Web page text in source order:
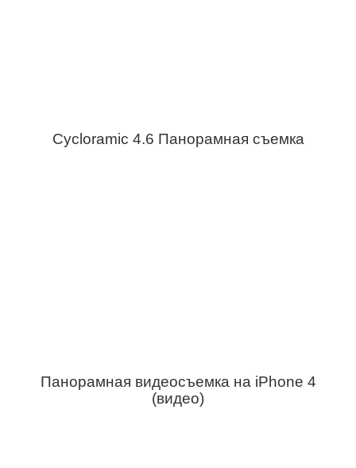
Cycloramic 4.6 Панорамная съемка
Панорамная видеосъемка на iPhone 4
(видео)